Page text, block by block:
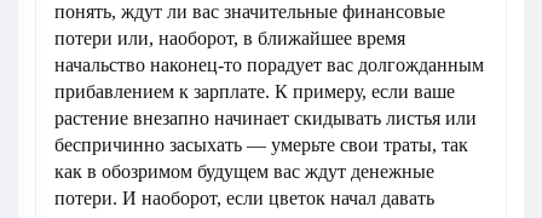
понять, ждут ли вас значительные финансовые
потери или, наоборот, в ближайшее время
начальство наконец-то порадует вас долгожданным
прибавлением к зарплате. К примеру, если ваше
растение внезапно начинает скидывать листья или
беспричинно засыхать — умерьте свои траты, так
как в обозримом будущем вас ждут денежные
потери. И наоборот, если цветок начал давать